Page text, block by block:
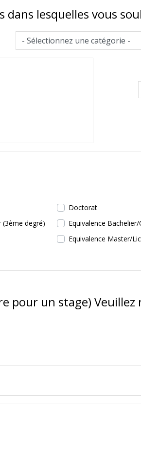
dans lesquelles vous
Doctorat
(3ème degré)
Equivalence
Equivalence Master/
pour un stage)